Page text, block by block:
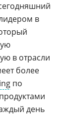
в
в отрасли
более
по
день